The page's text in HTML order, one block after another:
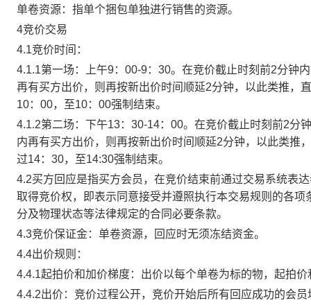
单卷资源：指单个捆包单独进行销售的资源。
4竞价交易
4.1竞价时间：
4.1.1第一场：上午9：00-9：30。在竞价截止时刻前2分钟
再有买方出价，则再按新出价时间顺延2分钟，以此类推，
10：00，至10：00强制结束。
4.1.2第二场：下午13：30-14：00。在竞价截止时刻前2分
内再有买方出价，则再按新出价时间顺延2分钟，以此类推
过14：30，至14:30强制结束。
4.2买方回应是指买方会员，在竞价结束前通过交易系统表
取得竞价权，即表示同意接受并遵照执行本交易规则的各
分及物理状态等法律规定的合同必要条款。
4.3竞价保证金：单卷资源，回应时无须冻结资金。
4.4出价规则：
4.4.1起拍价和加价梯度：出价以每个单卷为标的物，起拍
4.4.2出价：竞价过程公开，竞价开始后所有回应成功的会